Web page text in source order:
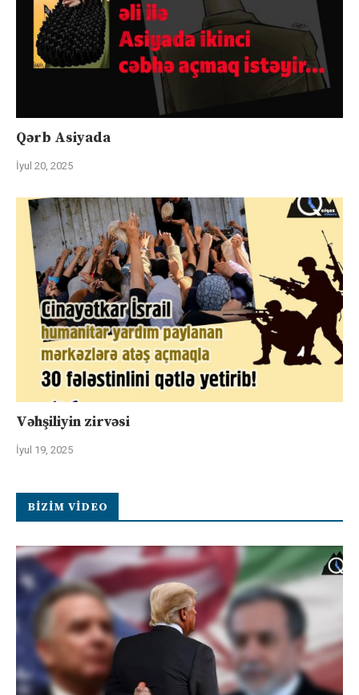
Qərb Asiyada
İyul 20, 2025
Vəhşiliyin zirvəsi
İyul 19, 2025
BIZIM VIDEO